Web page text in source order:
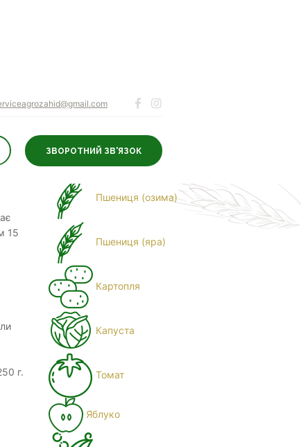
ЗВОРОТНИЙ ЗВ'ЯЗОК
15
г.
ДЛЯ КУЛЬТУР
Пшениця (озима)
Пшениця (яра)
Картопля
Капуста
Томат
Яблуко